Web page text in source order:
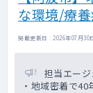
な環境/療
掲載更新日 : 2026年07月
担当エージ
・地域密着で40